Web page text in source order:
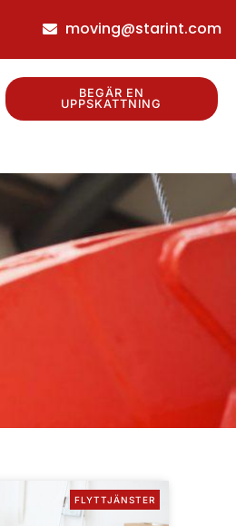
moving@starint.com
BEGÄR EN
UPPSKATTNING
FLYTTJÄNSTER